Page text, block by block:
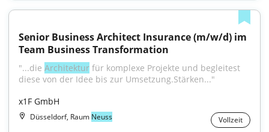
Senior Business Architect Insurance (m/w/d) im
Team Business Transformation
"...die Architektur für komplexe Projekte und begleitest
diese von der Idee bis zur Umsetzung.Stärken..."
x1F GmbH
Düsseldorf, Raum Neuss Vollzeit